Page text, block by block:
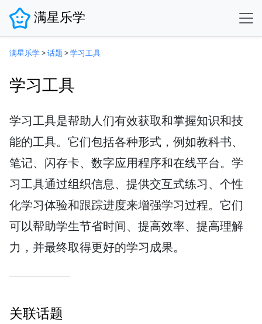
满星乐学
满星乐学>话题 >学习工具
学习工具
学习工具是帮助人们有效获取和掌握知识和技
能的工具。它们包括各种形式，例如教科书、
笔记、闪存卡、数字应用程序和在线平台。学
习工具通过组织信息、提供交互式练习、个性
化学习体验和跟踪进度来增强学习过程。它们
可以帮助学生节省时间、提高效率、提高理解
力，并最终取得更好的学习成果。
关联话题